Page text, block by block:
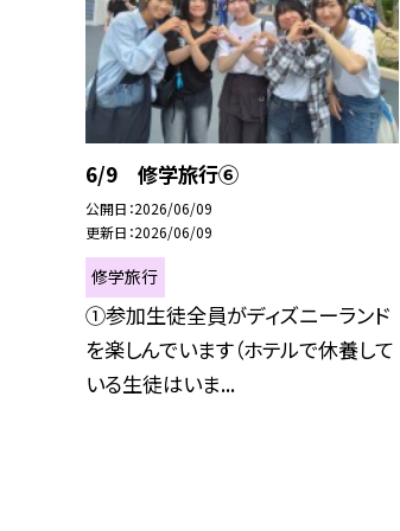
6/9 修学旅行⑥
公開日 2026/06/09
更新日 2026/06/09
修学旅行
①参加生徒全員がディズニーランド
を楽しんでいます（ホテルで休養して
いる生徒はいま...